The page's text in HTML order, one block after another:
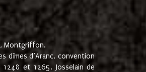
Montgriffon.
dîmes d’Aranc, convention
et 1265. Josselain de